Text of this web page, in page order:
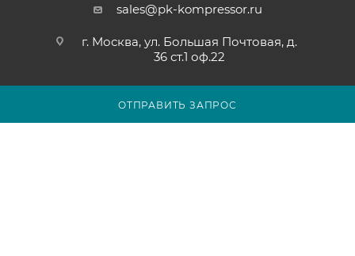
ОТПРАВИТЬ ЗАПРОС
sales@pk-kompressor.ru
г. Москва, ул. Большая Почтовая, д.
36 ст.1 оф.22